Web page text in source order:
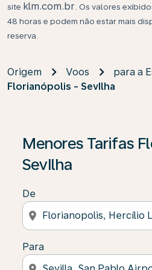
site klm.com.br . Os valores
48 horas e podem não estar mais
reserva.
Origem Voos
para a
Florianópolis - SevIlha
Menores Tarifas
SevIlha
De
location_on
Para
Se não forem encontrados